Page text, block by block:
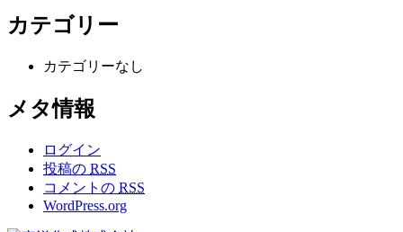
カテゴリー
カテゴリーなし
メタ情報
ログイン
投稿の RSS
コメントの RSS
WordPress.org